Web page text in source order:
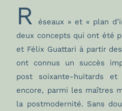
R éseaux » et « plan
deux concepts qui ont été
et Félix Guattari à partir
ont connus un succès
post soixante-huitards et
encore, parmi les maîtres
la postmodernité. Sans